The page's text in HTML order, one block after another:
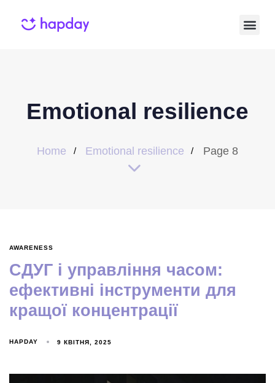
Emotional resilience
Home Emotional resilience Page 8
AWARENESS
СДУГ і управління часом:
ефективні інструменти для
кращої концентрації
HAPDAY 9 КВІТНЯ, 2025